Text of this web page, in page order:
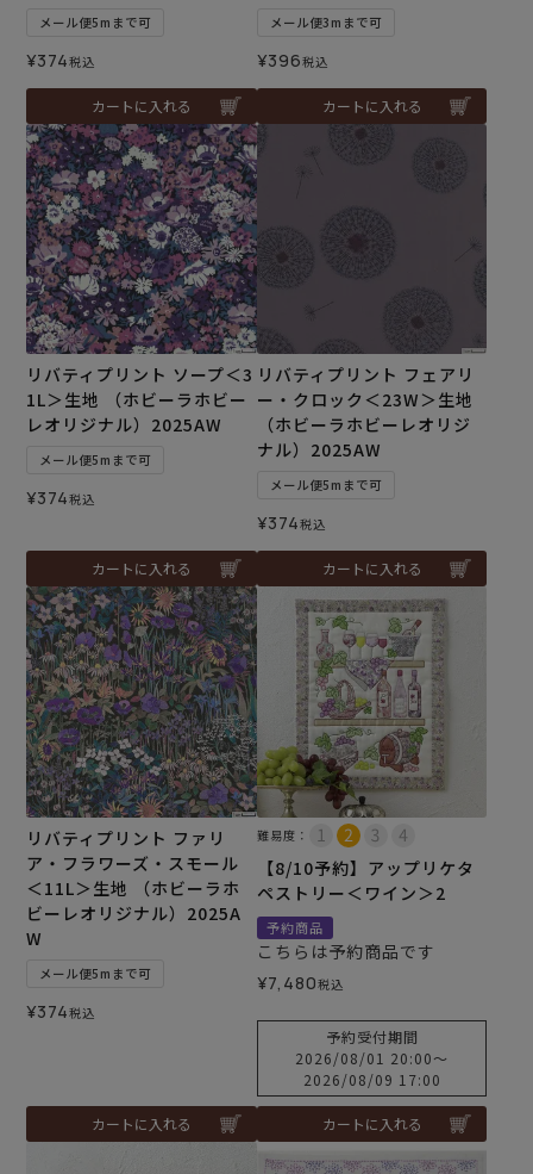
メール便5mまで可
¥374税込
カートに入れる
メール便3mまで可
¥396税込
カートに入れる
リバティプリント ソープ＜3
1L＞生地 （ホビーラホビー
レオリジナル）2025AW
メール便5mまで可
¥374税込
カートに入れる
リバティプリント フェアリ
ー・クロック＜23W＞生地
（ホビーラホビーレオリジ
ナル）2025AW
メール便5mまで可
¥374税込
カートに入れる
リバティプリント ファリ
ア・フラワーズ・スモール
＜11L＞生地 （ホビーラホ
ビーレオリジナル）2025A
W
メール便5mまで可
¥374税込
カートに入れる
難易度：
【8/10予約】アップリケタ
ペストリー＜ワイン＞2
予約商品
こちらは予約商品です
¥7,480税込
予約受付期間
2026/08/01 20:00〜
2026/08/09 17:00
カートに入れる